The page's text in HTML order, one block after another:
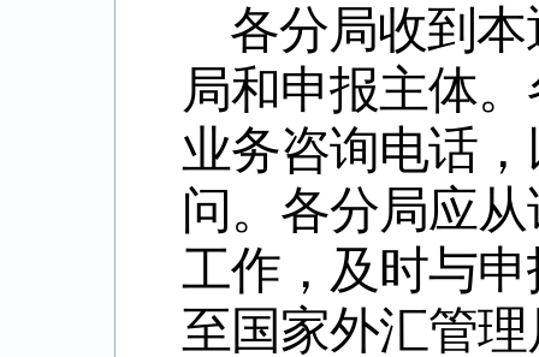
各分局收到
局和申报主体
业务咨询电话
问。各分局应
工作，及时与
至国家外汇管